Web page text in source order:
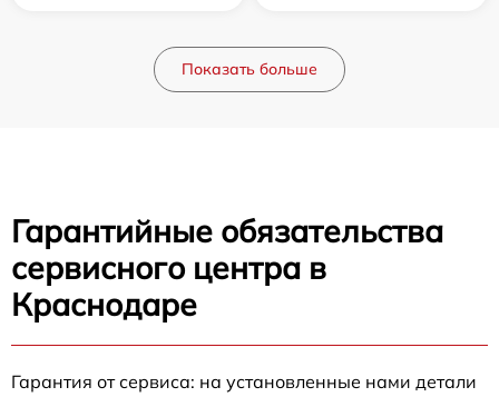
Показать больше
Гарантийные обязательства
сервисного центра в
Краснодаре
Гарантия от сервиса: на установленные нами детали